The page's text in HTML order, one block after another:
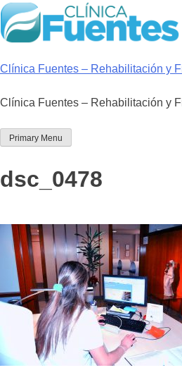
Skip
to
content
Clínica Fuentes – Rehabilitación y
Clínica Fuentes – Rehabilitación y
Primary Menu
dsc_0478